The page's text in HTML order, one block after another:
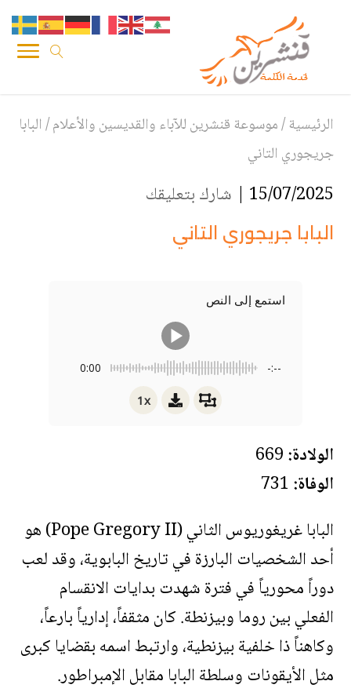
الرئيسية/موسوعة قنشرين للآباء والقديسين والأعلام/البابا
جريجوري التاني
15/07/2025 | شارك بتعليقك
البابا جريجوري التاني
استمع إلى النص
0:00 -:--
1x
الولادة:
الوفاة:
البابا غريغوريوس الثاني (Pope Gregory II) هو
أحد الشخصيات البارزة في تاريخ البابوية، وقد لعب
دوراً محورياً في فترة شهدت بدايات الانقسام
الفعلي بين روما وبيزنطة. كان مثقفاً، إدارياً بارعاً،
وكاهناً ذا خلفية بيزنطية، وارتبط اسمه بقضايا كبرى
مثل الأيقونات وسلطة البابا مقابل الإمبراطور.